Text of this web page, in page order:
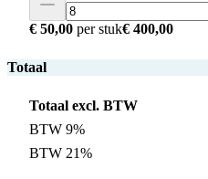
€ 50,00 per stuk€ 400,00
Totaal
Totaal excl. BTW
BTW 9%
BTW 21%